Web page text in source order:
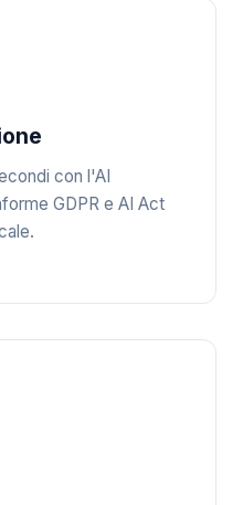
con l'AI
GDPR e AI Act